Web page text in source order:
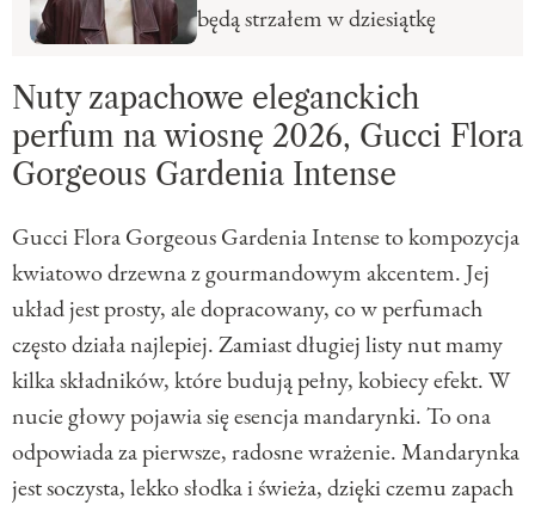
będą strzałem w dziesiątkę
Nuty zapachowe eleganckich
perfum na wiosnę 2026, Gucci Flora
Gorgeous Gardenia Intense
Gucci Flora Gorgeous Gardenia Intense to kompozycja
kwiatowo drzewna z gourmandowym akcentem. Jej
układ jest prosty, ale dopracowany, co w perfumach
często działa najlepiej. Zamiast długiej listy nut mamy
kilka składników, które budują pełny, kobiecy efekt. W
nucie głowy pojawia się esencja mandarynki. To ona
odpowiada za pierwsze, radosne wrażenie. Mandarynka
jest soczysta, lekko słodka i świeża, dzięki czemu zapach